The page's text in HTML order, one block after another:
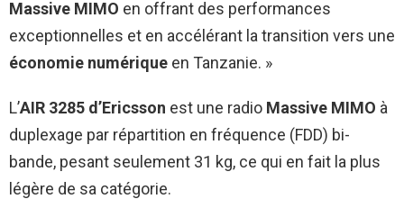
Massive MIMO en offrant des performances
exceptionnelles et en accélérant la transition vers une
économie numérique en Tanzanie. »
L’AIR 3285 d’Ericsson est une radio Massive MIMO à
duplexage par répartition en fréquence (FDD) bi-
bande, pesant seulement 31 kg, ce qui en fait la plus
légère de sa catégorie.